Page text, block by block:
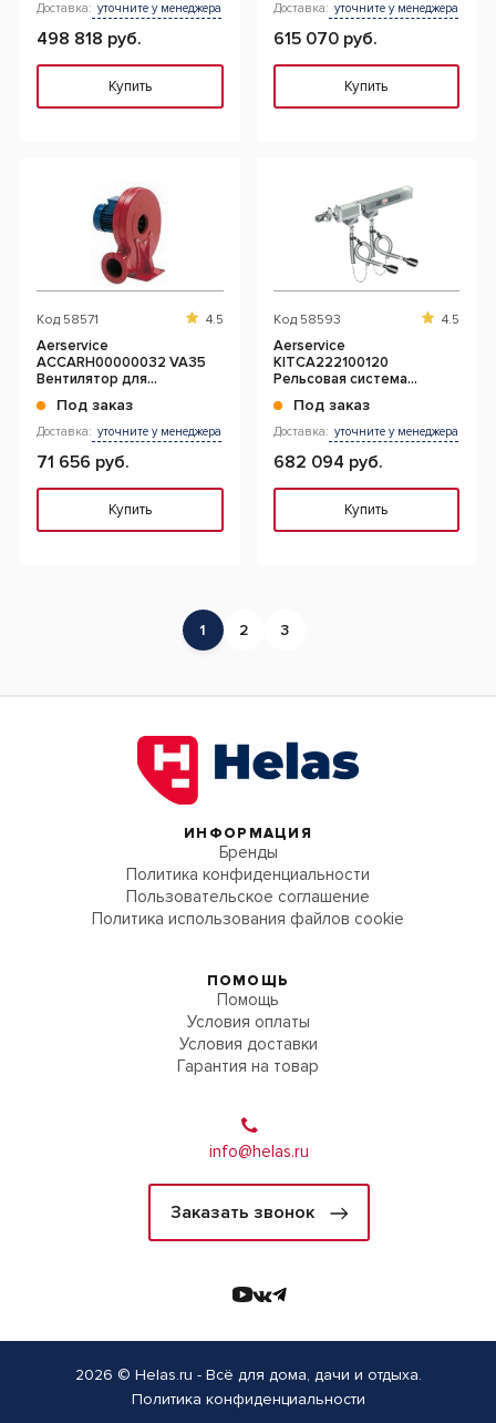
Доставка: уточните у менеджера
498 818 руб.
Купить
Доставка: уточните у менеджера
615 070 руб.
Купить
Код 58571 4.5
Aerservice
ACCARH00000032 VA35
Вентилятор для
Под заказ
Доставка: уточните у менеджера
71 656 руб.
Купить
Код 58593 4.5
Aerservice
KITCA222100120
Рельсовая система
каретками 100 мм.
Под заказ
Доставка: уточните у менеджера
682 094 руб.
Купить
1 2 3
ИНФОРМАЦИЯ
Бренды
Политика конфиденциальности
Пользовательское соглашение
Политика использования файлов cookie
ПОМОЩЬ
Помощь
Условия оплаты
Условия доставки
Гарантия на товар
info@helas.ru
Заказать звонок
2026 © Helas.ru - Всё для дома, дачи и отдыха.
Политика конфиденциальности